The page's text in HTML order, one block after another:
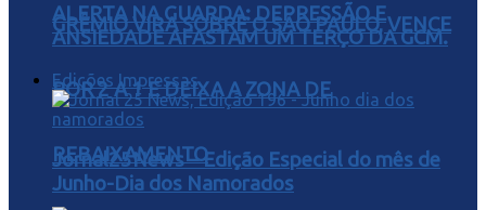
GRÊMIO VIRA SOBRE O SÃO PAULO, VENCE
POR 2 A 1 E DEIXA A ZONA DE
REBAIXAMENTO
ALERTA NA GUARDA: DEPRESSÃO E
ANSIEDADE AFASTAM UM TERÇO DA GCM.
Edições Impressas
Jornal25News – Edição Especial do mês de
Junho-Dia dos Namorados